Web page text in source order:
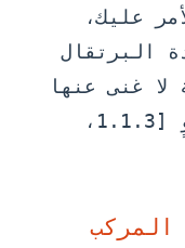
عليك،
البرتقال
لا غنى عنها
لكل مزارع محترف أو هاوٍ [1.1.3،
المركب